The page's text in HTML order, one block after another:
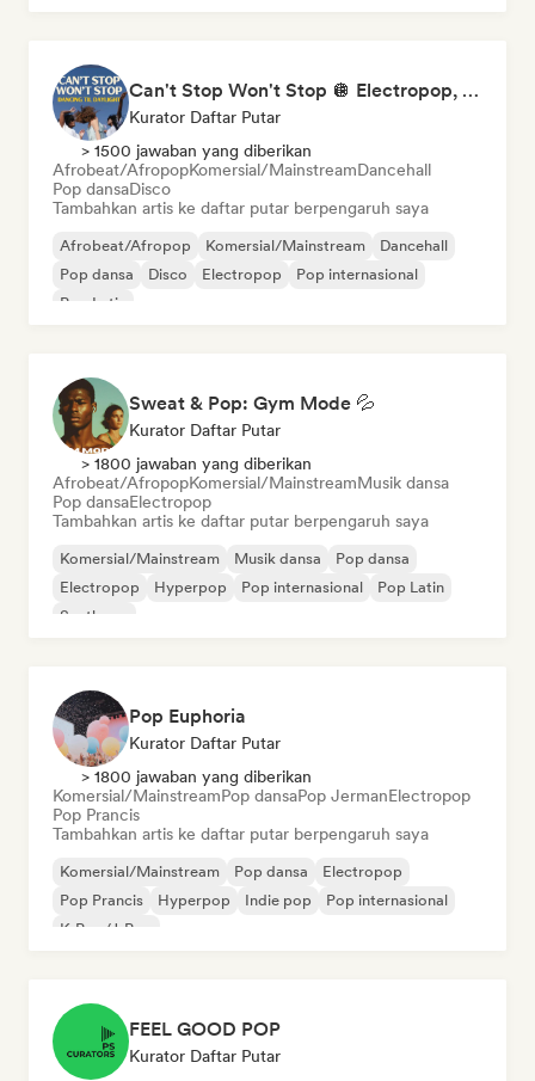
Can't Stop Won't Stop 🪩 Electropop, Dance-Pop & Nu Disco
Kurator Daftar Putar
> 1500 jawaban yang diberikan
Afrobeat/AfropopKomersial/MainstreamDancehall
Pop dansaDisco
Tambahkan artis ke daftar putar berpengaruh saya
Afrobeat/Afropop Komersial/Mainstream
Dancehall
Pop dansa
Disco Electropop
Pop internasional
Pop Latin
Sweat & Pop: Gym Mode 💦
Kurator Daftar Putar
> 1800 jawaban yang diberikan
Afrobeat/AfropopKomersial/MainstreamMusik dansa
Pop dansaElectropop
Tambahkan artis ke daftar putar berpengaruh saya
Komersial/Mainstream Musik dansa
Pop dansa
Electropop
Hyperpop Pop internasional
Pop Latin
Synthpop
Pop Euphoria
Kurator Daftar Putar
> 1800 jawaban yang diberikan
Komersial/MainstreamPop dansaPop JermanElectropop
Pop Prancis
Tambahkan artis ke daftar putar berpengaruh saya
Komersial/Mainstream Pop dansa
Electropop
Pop Prancis
Hyperpop Indie pop
Pop internasional
K-Pop/J-Pop
FEEL GOOD POP
Kurator Daftar Putar